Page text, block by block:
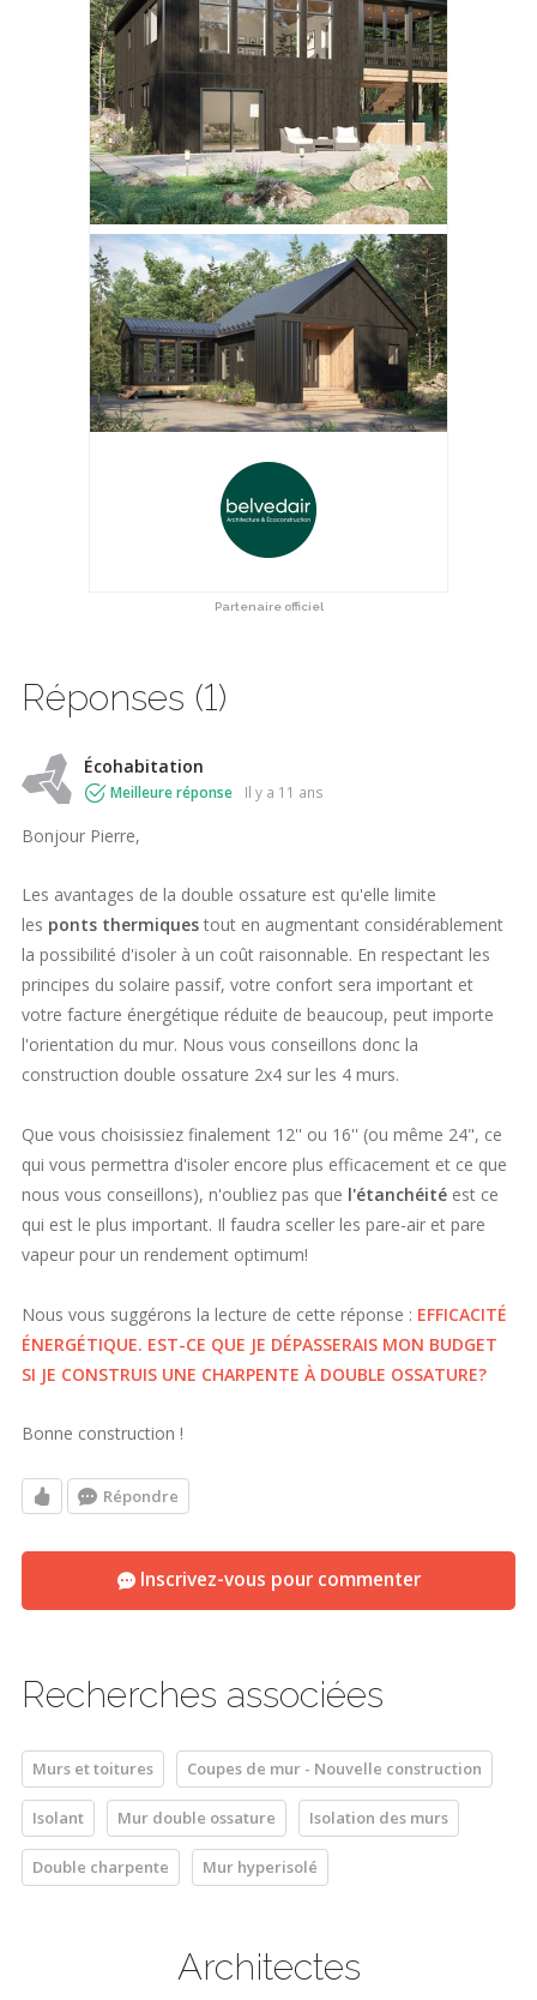
Partenaire officiel
Réponses (1)
Écohabitation
Meilleure réponse il y a 11 ans
Bonjour Pierre,
Les avantages de la double ossature est qu'elle limite
les ponts thermiques tout en augmentant considérablement
la possibilité d'isoler à un coût raisonnable. En respectant les
principes du solaire passif, votre confort sera important et
votre facture énergétique réduite de beaucoup, peut importe
l'orientation du mur. Nous vous conseillons donc la
construction double ossature 2x4 sur les 4 murs.
Que vous choisissiez finalement 12'' ou 16'' (ou même 24", ce
qui vous permettra d'isoler encore plus efficacement et ce que
nous vous conseillons), n'oubliez pas que l'étanchéité est ce
qui est le plus important. Il faudra sceller les pare-air et pare
vapeur pour un rendement optimum!
Nous vous suggérons la lecture de cette réponse : EFFICACITÉ
ÉNERGÉTIQUE. EST-CE QUE JE DÉPASSERAIS MON BUDGET
SI JE CONSTRUIS UNE CHARPENTE À DOUBLE OSSATURE?
Bonne construction !
Répondre
Inscrivez-vous pour commenter
Recherches associées
Murs et toitures Coupes de mur - Nouvelle construction
Isolant Mur double ossature Isolation des murs
Double charpente Mur hyperisolé
Architectes